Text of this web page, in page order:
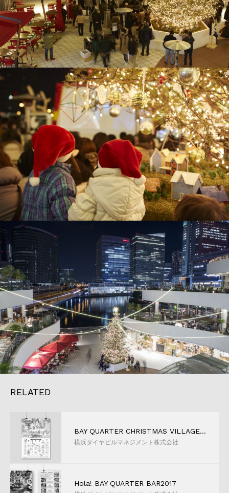
RELATED
BAY QUARTER CHRISTMAS VILLAGE2017 - テーマ型販促プロモーション実行支援
横浜ダイヤビルマネジメント株式会社
Hola! BAY QUARTER BAR2017